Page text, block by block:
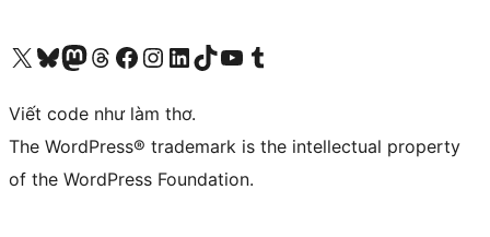
Truy cập tài khoản X (trước đây là Twitter) của chúng tôiVisit our Bluesky account
Visit our Mastodon account
Visit our Threads account
Xem trang Facebook của chúng tôiTruy cập tài khoản Instagram của chúng tôiTruy cập tài khoản LinkedIn của chúng tôiVisit our TikTok account
Truy cập kênh YouTube của chúng tôi Visit our Tumblr account
Viết code như làm thơ.
The WordPress® trademark is the intellectual property
of the WordPress Foundation.